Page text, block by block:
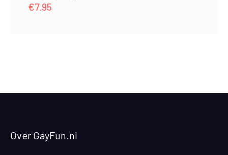
€7.95
Over GayFun.nl